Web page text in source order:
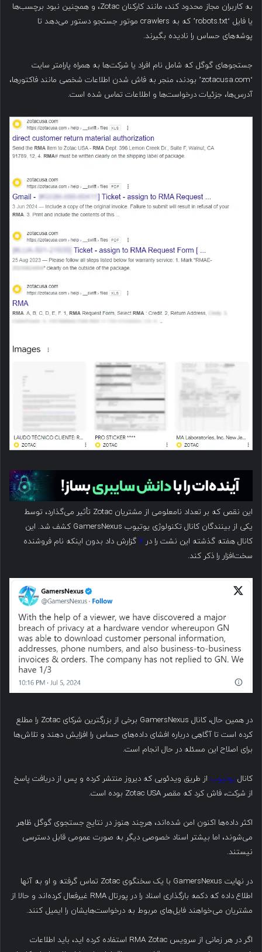
به کاربران مجاز محدود کند، مانند کارکنان Zotac، و همچنین نبود برچسب‌ها
یا فایل ‘robots.txt’ که به crawlers موتور جستجو دستور می‌دهد تا
پوشه‌های حساس را نادیده بگیرند.
جستجوهای گوگل که شامل نام افراد یا شرکت‌ها به همراه پارامتر سایت
‘zotacusa.com’ بودند، منجر به فاش شدن اطلاعات شخصی مانند فاکتورها،
آدرس‌ها، جزئیات درخواست‌ها و اطلاعات تماس شده است.
این نقص که بر تعداد نامعلومی از مشتریان Zotac تأثیر می‌گذارد، توسط
یکی از بینندگان کانال تکنولوژی یوتیوب GamersNexus کشف شد. این
کانال هفته گذشته این نشت را در X گزارش داد بدون اینکه نام فروشنده
سخت‌افزار را ذکر کند.
در همین حال، کانال GamersNexus برخی از بزرگترین شرکای Zotac را مطلع
کرده است تا آگاهی درباره افشای داده‌های حساس را افزایش دهند و تلاش‌ها
برای اصلاح این مسئله در حال انجام است.
کانال یوتیوب از طریق ویدئویی که دیروز منتشر کرده و پس از دریافت پاسخ
از شرکت، فاش کرد که مقصر Zotac USA بوده است.
اکثر داده‌ها اکنون امن شده‌اند، هرچند هنوز در نتایج جستجوی گوگل ظاهر
می‌شوند، اما بیشتر اسناد خصوصی دیگر به صورت عمومی قابل دسترسی
نیستند.
در نهایت GamersNexus با یک سخنگوی Zotac تماس گرفته و او به آنها
اطلاع داده که دکمه بارگذاری اسناد را در پورتال RMA غیرفعال کرده‌اند و حالا از
مشتریان می‌خواهند فایل‌های مربوط به درخواست‌هایشان را ایمیل کنند.
اگر در هر زمانی از سرویس RMA Zotac استفاده کرده اید، باید اطلاعات